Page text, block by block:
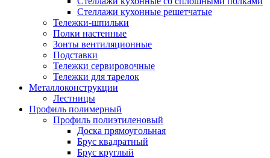
Стеллажи кухонные решетчатые
Тележки-шпильки
Полки настенные
Зонты вентиляционные
Подставки
Тележки сервировочные
Тележки для тарелок
Металлоконструкции
Лестницы
Профиль полимерный
Профиль полиэтиленовый
Доска прямоугольная
Брус квадратный
Брус круглый